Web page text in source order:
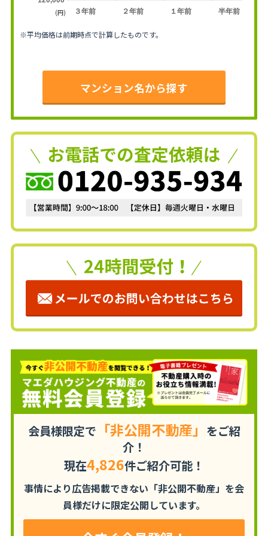
３年前 ２年前 １年前 半年前
(円)
※平均価格は前期時点で計算したものです。
マンション名から探す
会員様限定で 「非公開不動産」 をご紹
介！
現在4,826件ご紹介可能！
事情により広告掲載できない「非公開不動産」を会
員様だけに限定公開しています。